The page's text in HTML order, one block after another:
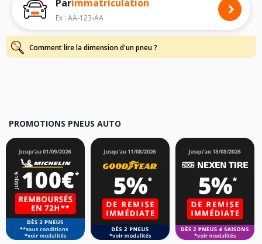
Pour cela, veuillez sélectionner le modèle de votre véhicule ci-dessous :
Les résultats de votre recherche sont donnés à titre indicatif. Il est
fortement recommandé de vérifier en amont la dimension des pneus
montés sur votre véhicule, sans oublier les indices de charge et de
vitesse, indispensables pour que votre dimension soit complète.
Parimmatriculation
Ex : AA-123-AA
Comment lire la dimension d'un pneu ?
PROMOTIONS PNEUS AUTO